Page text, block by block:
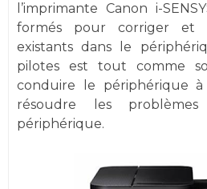
l’imprimante Canon i-
formés pour corriger et
existants dans le
pilotes est tout comme
conduire le périphérique
résoudre les
périphérique.